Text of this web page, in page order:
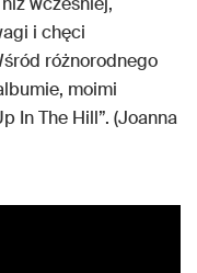
i chęci
różnorodnego
moimi
In The Hill”. (Joanna